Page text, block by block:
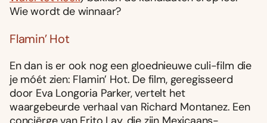
Wie wordt de winnaar?
Flamin’ Hot
En dan is er ook nog een gloednieuwe culi-film die
je móét zien: Flamin’ Hot. De film, geregisseerd
door Eva Longoria Parker, vertelt het
waargebeurde verhaal van Richard Montanez. Een